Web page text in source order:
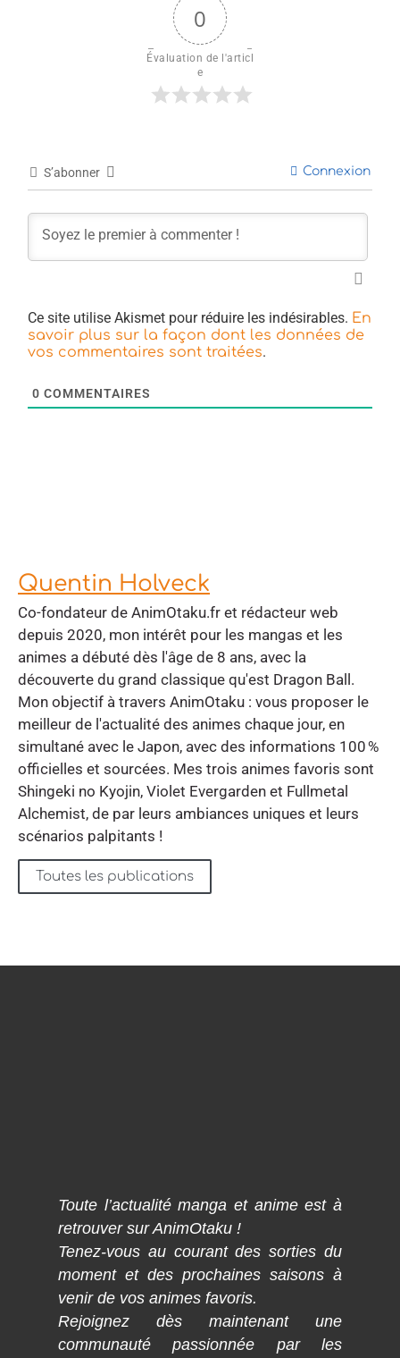
0
Évaluation de l'articl
e
S’abonner Connexion
Ce site utilise Akismet pour réduire les indésirables. En
savoir plus sur la façon dont les données de
vos commentaires sont traitées.
0 COMMENTAIRES
Quentin Holveck
Co-fondateur de AnimOtaku.fr et rédacteur web
depuis 2020, mon intérêt pour les mangas et les
animes a débuté dès l'âge de 8 ans, avec la
découverte du grand classique qu'est Dragon Ball.
Mon objectif à travers AnimOtaku : vous proposer le
meilleur de l'actualité des animes chaque jour, en
simultané avec le Japon, avec des informations 100 %
officielles et sourcées. Mes trois animes favoris sont
Shingeki no Kyojin, Violet Evergarden et Fullmetal
Alchemist, de par leurs ambiances uniques et leurs
scénarios palpitants !
Toutes les publications
Toute l’actualité manga et anime est à
retrouver sur AnimOtaku !
Tenez-vous au courant des sorties du
moment et des prochaines saisons à
venir de vos animes favoris.
Rejoignez dès maintenant une
communauté passionnée par les